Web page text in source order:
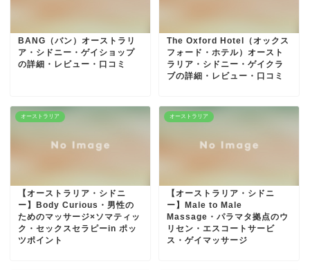
BANG（バン）オーストラリ
ア・シドニー・ゲイショップ
の詳細・レビュー・口コミ
The Oxford Hotel（オックス
フォード・ホテル）オースト
ラリア・シドニー・ゲイクラ
ブの詳細・レビュー・口コミ
オーストラリア
【オーストラリア・シドニ
ー】Body Curious・男性の
ためのマッサージ×ソマティッ
ク・セックスセラピーin ポッ
ツポイント
オーストラリア
【オーストラリア・シドニ
ー】Male to Male
Massage・パラマタ拠点のウ
リセン・エスコートサービ
ス・ゲイマッサージ